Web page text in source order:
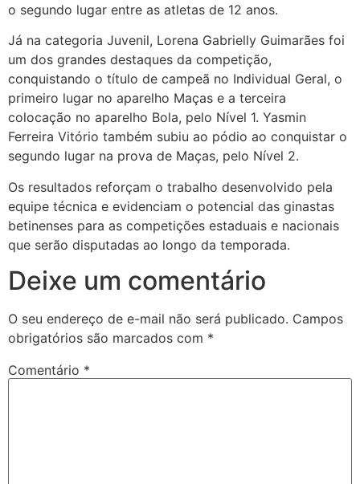
o segundo lugar entre as atletas de 12 anos.
Já na categoria Juvenil, Lorena Gabrielly Guimarães foi
um dos grandes destaques da competição,
conquistando o título de campeã no Individual Geral, o
primeiro lugar no aparelho Maças e a terceira
colocação no aparelho Bola, pelo Nível 1. Yasmin
Ferreira Vitório também subiu ao pódio ao conquistar o
segundo lugar na prova de Maças, pelo Nível 2.
Os resultados reforçam o trabalho desenvolvido pela
equipe técnica e evidenciam o potencial das ginastas
betinenses para as competições estaduais e nacionais
que serão disputadas ao longo da temporada.
Deixe um comentário
O seu endereço de e-mail não será publicado. Campos
obrigatórios são marcados com *
Comentário *